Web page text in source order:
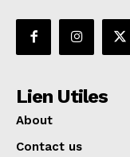
Lien Utiles
About
Contact us